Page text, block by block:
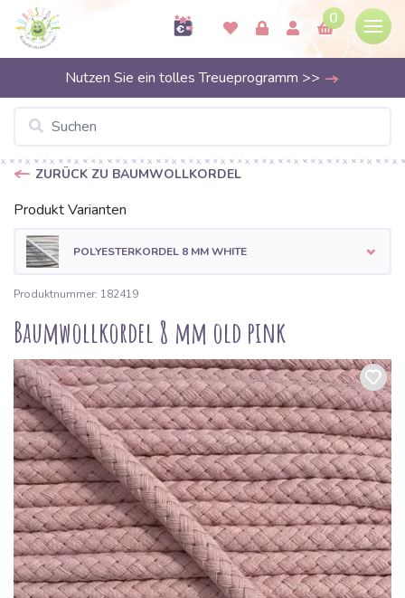
0
Nutzen Sie ein tolles Treueprogramm >>
ZURÜCK ZU BAUMWOLLKORDEL
Produkt Varianten
POLYESTERKORDEL 8 MM WHITE
Produktnummer: 182419
Baumwollkordel 8 mm old pink